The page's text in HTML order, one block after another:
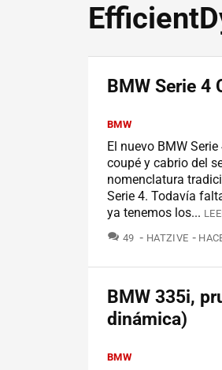
BMW Serie 4
BMW
El nuevo BMW
coupé y cabrio del
nomenclatura
Serie 4. Todavía
ya tenemos los...
49 COMENTARIOS
HATZIVE
BMW 335i,
dinámica)
BMW